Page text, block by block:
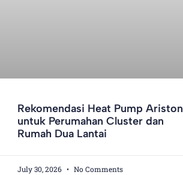
Rekomendasi Heat Pump Ariston
untuk Perumahan Cluster dan
Rumah Dua Lantai
July 30, 2026 No Comments